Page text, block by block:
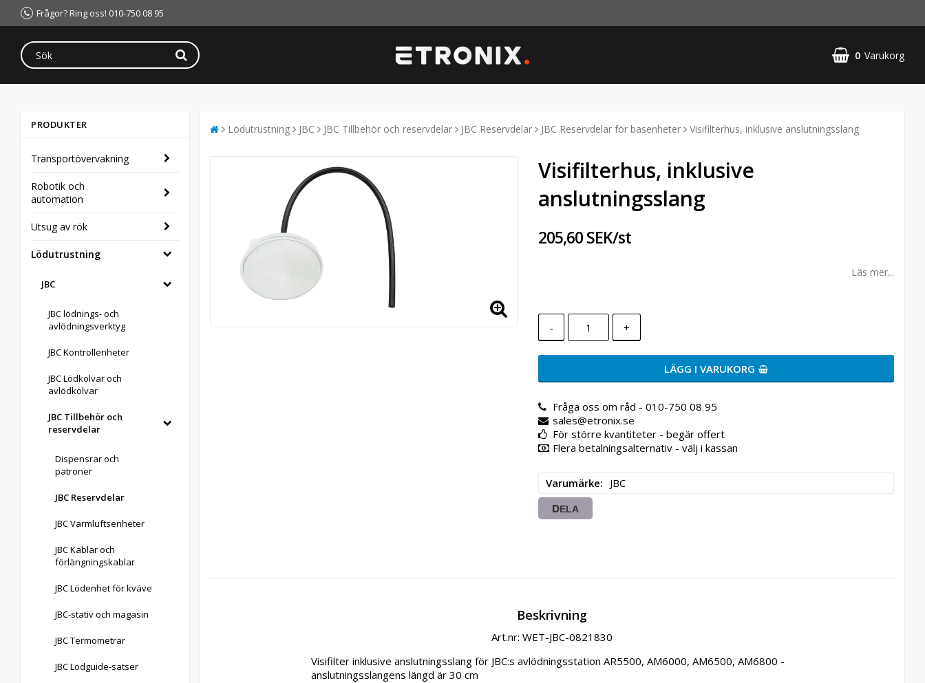
Frågor? Ring oss! 010-750 08 95
0 Varukorg
PRODUKTER
Transportövervakning
Robotik och
automation
Utsug av rök
Lödutrustning
JBC
JBC lödnings- och
avlödningsverktyg
JBC Kontrollenheter
JBC Lödkolvar och
avlödkolvar
JBC Tillbehör och
reservdelar
Dispensrar och
patroner
JBC Reservdelar
JBC Varmluftsenheter
JBC Kablar och
förlängningskablar
JBC Lödenhet för kväve
JBC-stativ och magasin
JBC Termometrar
JBC Lödguide-satser
Lödutrustning JBC JBC Tillbehör och reservdelar JBC Reservdelar JBC Reservdelar för basenheter Visifilterhus, inklusive anslutningsslang
Visifilterhus, inklusive
anslutningsslang
205,60 SEK/st
Läs mer...
- +
LÄGG I VARUKORG
Fråga oss om råd - 010-750 08 95
sales@etronix.se
För större kvantiteter - begär offert
Flera betalningsalternativ - välj i kassan
Varumärke JBC
DELA
Beskrivning
Art.nr: WET-JBC-0821830
Visifilter inklusive anslutningsslang för JBC:s avlödningsstation AR5500, AM6000, AM6500, AM6800 -
anslutningsslangens längd är 30 cm